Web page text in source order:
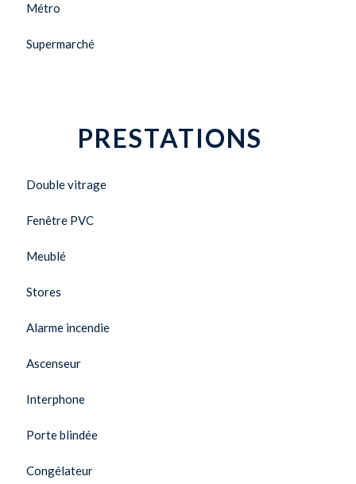
Métro
Supermarché
PRESTATIONS
Double vitrage
Fenêtre PVC
Meublé
Stores
Alarme incendie
Ascenseur
Interphone
Porte blindée
Congélateur